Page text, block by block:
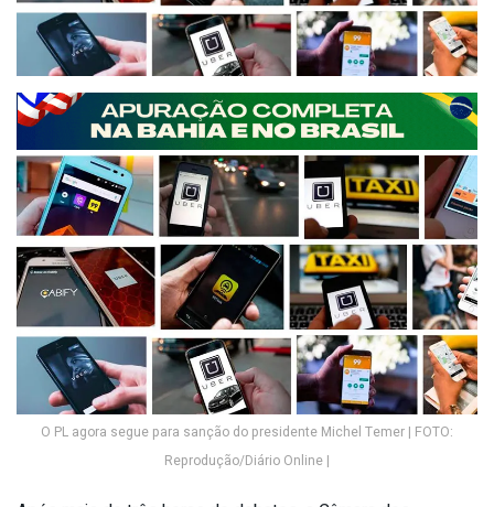
O PL agora segue para sanção do presidente Michel Temer | FOTO:
Reprodução/Diário Online |